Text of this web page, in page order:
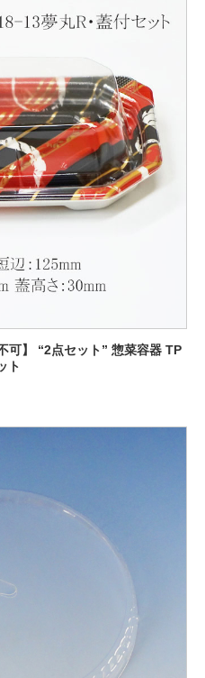
可】 “2点セット” 惣菜容器 TP
ト